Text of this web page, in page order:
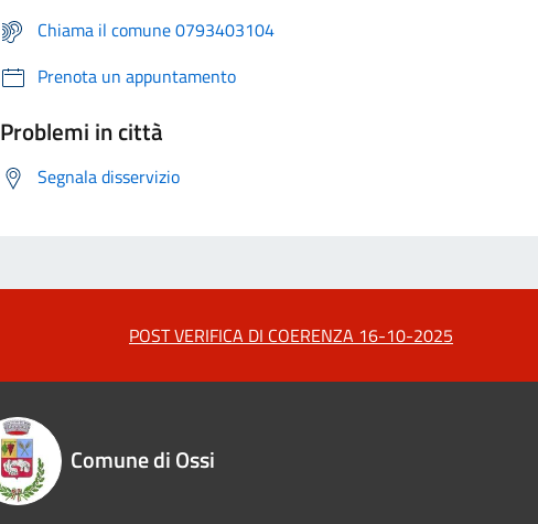
Chiama il comune 0793403104
Prenota un appuntamento
Problemi in città
Segnala disservizio
POST VERIFICA DI COERENZA 16-10-2025
Comune di Ossi